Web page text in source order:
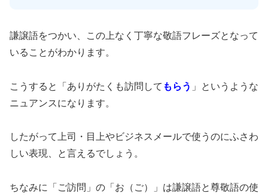
謙譲語をつかい、この上なく丁寧な敬語フレーズとなって
いることがわかります。
こうすると「ありがたくも訪問して もらう 」というような
ニュアンスになります。
したがって上司・目上やビジネスメールで使うのにふさわ
しい表現、と言えるでしょう。
ちなみに「ご訪問」の「お（ご）」は謙譲語と尊敬語の使